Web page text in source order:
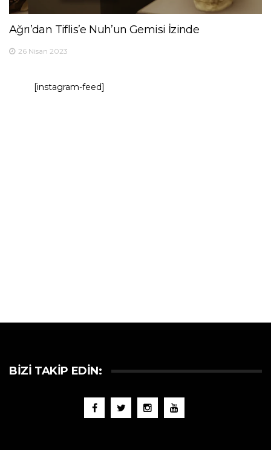
Ağrı’dan Tiflis’e Nuh’un Gemisi İzinde
26 Nisan 2023
[instagram-feed]
BIZI TAKIP EDIN: